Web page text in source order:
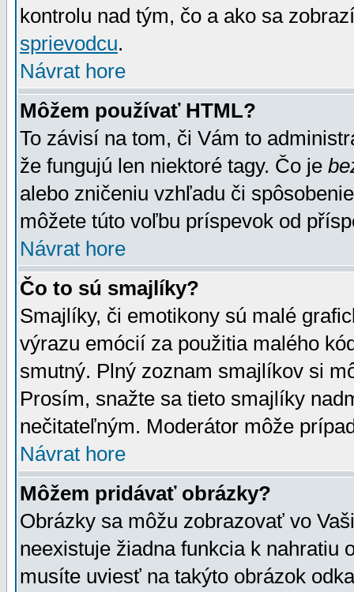
kontrolu nad tým, čo a ako sa
sprievodcu.
Návrat hore
Môžem používať HTML?
To závisí na tom, či Vám to
že fungujú len niektoré tagy. Čo je
alebo zničeniu vzhľadu či
môžete túto voľbu príspevok od
Návrat hore
Čo to sú smajlíky?
Smajlíky, či emotikony sú malé
výrazu emócií za použitia malého
smutný. Plný zoznam smajlíkov si
Prosím, snažte sa tieto smajlíky
nečitateľným. Moderátor môže
Návrat hore
Môžem pridávať obrázky?
Obrázky sa môžu zobrazovať vo
neexistuje žiadna funkcia k nahratiu
musíte uviesť na takýto obrázok